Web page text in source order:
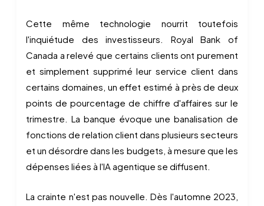
Cette même technologie nourrit toutefois
l'inquiétude des investisseurs. Royal Bank of
Canada a relevé que certains clients ont purement
et simplement supprimé leur service client dans
certains domaines, un effet estimé à près de deux
points de pourcentage de chiffre d'affaires sur le
trimestre. La banque évoque une banalisation de
fonctions de relation client dans plusieurs secteurs
et un désordre dans les budgets, à mesure que les
dépenses liées à l'IA agentique se diffusent.
La crainte n'est pas nouvelle. Dès l'automne 2023,